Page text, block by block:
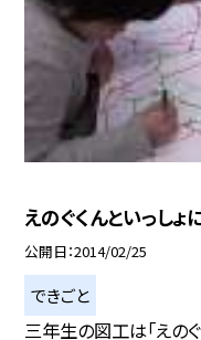
えのぐくんといっしょ
公開日 2014/02/25
できごと
三年生の図工は「えの